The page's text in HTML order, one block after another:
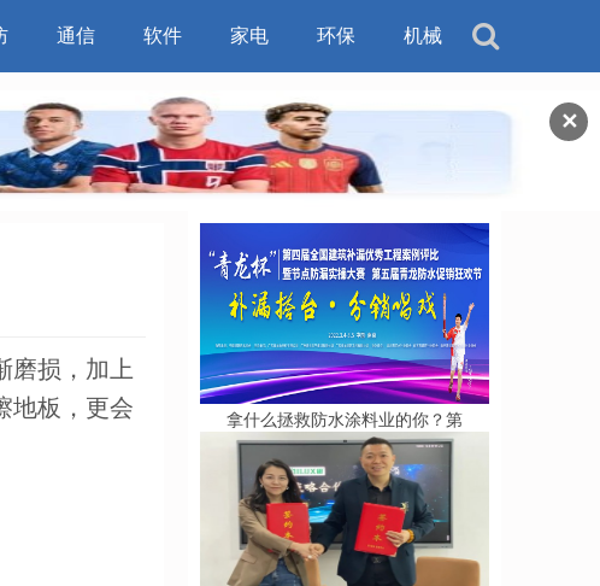
✕
通信 软件 家电 环保 机械
磨损，加上
地板，更会
拿什么拯救防水涂料业的你？第